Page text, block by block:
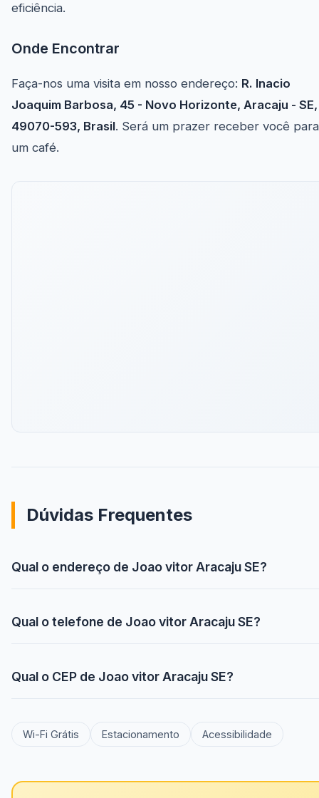
eficiência.
Onde Encontrar
Faça-nos uma visita em nosso endereço: R. Inacio
Joaquim Barbosa, 45 - Novo Horizonte, Aracaju - SE,
49070-593, Brasil. Será um prazer receber você para
um café.
Dúvidas Frequentes
Qual o endereço de Joao vitor Aracaju SE?
Qual o telefone de Joao vitor Aracaju SE?
Qual o CEP de Joao vitor Aracaju SE?
Wi-Fi Grátis Estacionamento Acessibilidade